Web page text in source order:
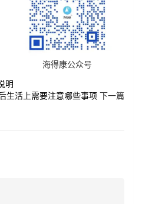
海得康公众号
明
生活上需要注意哪些事项 下一篇